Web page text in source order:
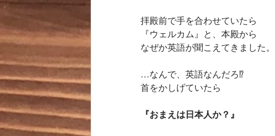
拝殿前で手を合わせていたら
『ウェルカム』と、本殿から
なぜか英語が聞こえてきました。
…なんで、英語なんだろ⁉︎
首をかしげていたら
『おまえは日本人か？』